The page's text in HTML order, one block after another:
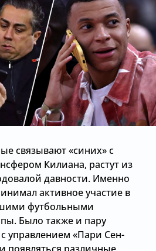
связывают «синих» с
Килиана, растут из
давности. Именно
активное участие в
футбольными
Было также и пару
управлением «Пари Сен-